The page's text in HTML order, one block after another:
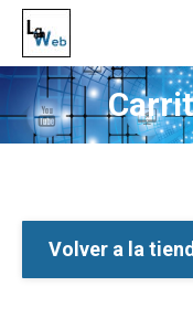
Volver a la